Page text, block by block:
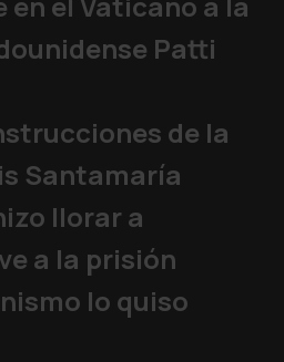
Patti
de la
Santamaría
llorar a
a la prisión
lo quiso